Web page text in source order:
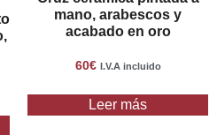
mano, arabescos y
acabado en oro
60€ I.V.A incluido
Leer más